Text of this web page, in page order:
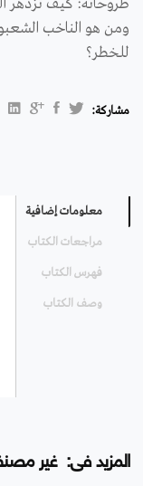
طروحاته: كيف تزدهر
ومن هو الناخب
للخطر؟
مشاركة:
معلومات إضافية
مراجعات الكتاب
فهرس الكتاب
وصف الكتاب
المزيد فى: غير